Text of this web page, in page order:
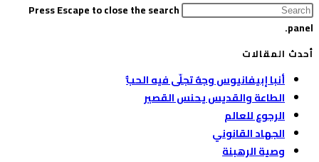
Press Escape to close the search
panel.
أحدث المقالات
أنبا إبيفانيوس وجهٌ تجلّى فيه الحبُّ
الطاعة والقديس يحنس القصير
الرجوع للعالم
الجهاد القانوني
وصية الرهبنة